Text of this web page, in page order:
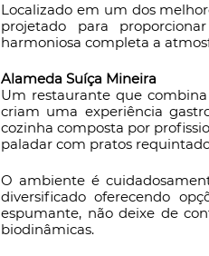
Localizado em um dos
projetado para
harmoniosa completa a
Alameda Suíça Mineira
Um restaurante que
criam uma experiência
cozinha composta por
paladar com pratos
O ambiente é
diversificado oferecendo
espumante, não deixe de
biodinâmicas.